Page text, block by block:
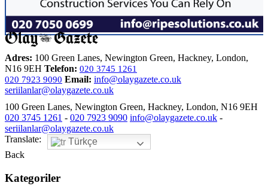
Adres: 100 Green Lanes, Newington Green, Hackney, London,
N16 9EH Telefon: 020 3745 1261
020 7923 9090 Email: info@olaygazete.co.uk
seriilanlar@olaygazete.co.uk
100 Green Lanes, Newington Green, Hackney, London, N16 9EH
020 3745 1261 - 020 7923 9090 info@olaygazete.co.uk -
seriilanlar@olaygazete.co.uk
Translate:
Türkçe
Back
Kategoriler